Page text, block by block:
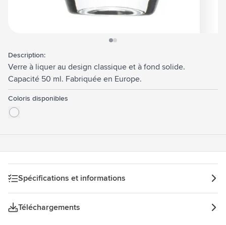
Description:
Verre à liquer au design classique et à fond solide.
Capacité 50 ml. Fabriquée en Europe.
Coloris disponibles
Spécifications et informations
Téléchargements